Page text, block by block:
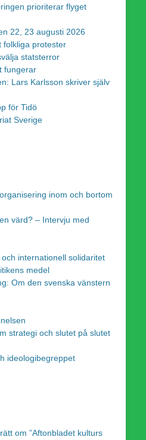
prioriterar flyget
22, 23 augusti 2026
folkliga protester
statsterror
fungerar
Lars Karlsson skriver själv
för Tidö
Sverige
inom och bortom
värd? – Intervju med
internationell solidaritet
medel
Om den svenska vänstern
strategi och slutet på slutet
ideologibegreppet
om ”Aftonbladet kulturs